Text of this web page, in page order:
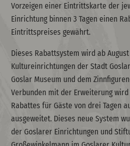
Vorzeigen einer Eintrittskarte der
Einrichtung binnen 3 Tagen einen
Eintrittspreises gewährt.
Dieses Rabattsystem wird ab
Kultureinrichtungen der Stadt
Goslar Museum und dem
Verbunden mit der Erweiterung
Rabattes für Gäste von drei Tagen
ausgeweitet. Dieses neue System
der Goslarer Einrichtungen und